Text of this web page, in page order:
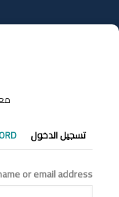
إلى
المحتوى
التبويبات
الأساسية
تسجيل الدخول
or email address